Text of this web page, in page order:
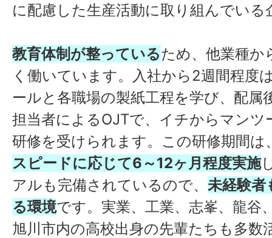
に配慮した生産活動に取り組んでいる
教育体制が整っているため、他業種か
く働いています。入社から2週間程度
ールと各職場の製紙工程を学び、配属
担当者によるOJTで、イチからマンツ
研修を受けられます。この研修期間は
スピードに応じて6～12ヶ月程度実施
アルも完備されているので、 未経験者
る環境です。実業、工業、志峯、龍谷
旭川市内の高校出身の先輩たちも多数